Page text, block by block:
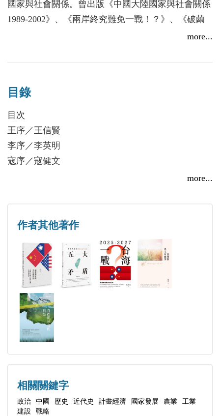
國家與社會關係。曾出版《中國大陸國家與社會關係
1989-2002》、《兩岸終究難免一戰！？》、《破繭
而出：開啟新生命的五種途徑》、《亞太、東亞及兩
督教與生命關懷》、《2025-2027台海一戰？》、
2027》、《兩岸和平統一不可能實現：美國、中國大
陸與台灣的政策錯位》，並發表數十篇學術論文在中
外期刊。
more...
目錄
目次
王序／王信賢
李序／李英明
寇序／寇健文
第一章 導論
第一節 鄧小平的改革理念
第二節 有中國特色的社會主義市場經濟
第三節 章節安排
第二章 北京共識及其挑戰
第一節 北京共識的背景與發展理論
第二節 華盛頓共識的特點及其問題
第三節 北京共識的特點及其挑戰
第三章 中國模式的內涵與應用
第一節 鄧小平提出「中國有中國自己的模式」
「必用論」
第四章 五年計畫的目標
more...
作者其他著作
相關關鍵字
政治 中國 歷史 近代史 計畫經濟 國家發展 農業
工業
建設
戰略